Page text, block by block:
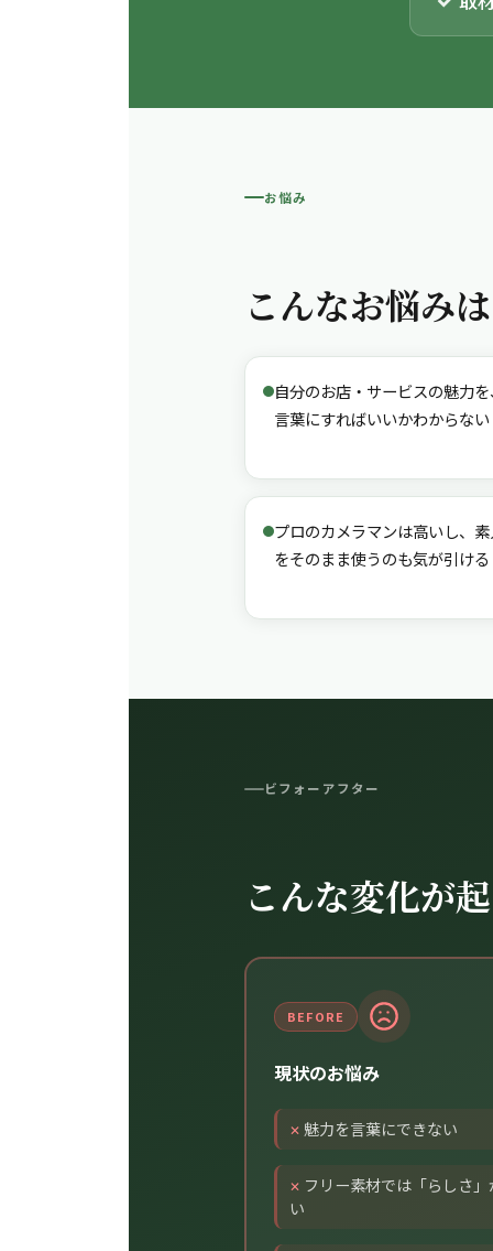
お悩み
こんなお悩み
自分のお店・サービスの魅力
言葉にすればいいかわからない
プロのカメラマンは高いし、
をそのまま使うのも気が引ける
ビフォーアフター
こんな変化が
BEFORE
現状のお悩み
魅力を言葉にできない
フリー素材では「らしさ
い